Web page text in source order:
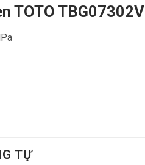
TOTO TBG07302V
TỰ